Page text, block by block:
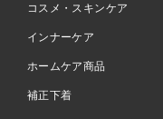
コスメ・スキンケア
インナーケア
ホームケア商品
補正下着